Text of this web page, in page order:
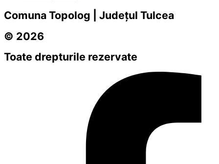
Comuna Topolog | Județul Tulcea
© 2026
Toate drepturile rezervate